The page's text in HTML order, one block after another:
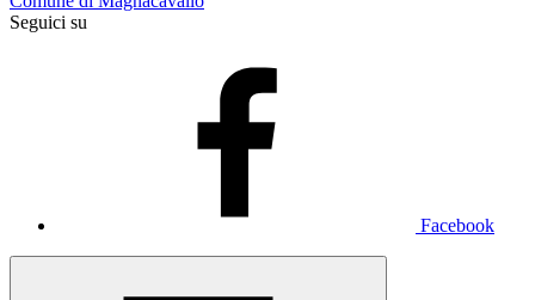
Seguici su
Facebook